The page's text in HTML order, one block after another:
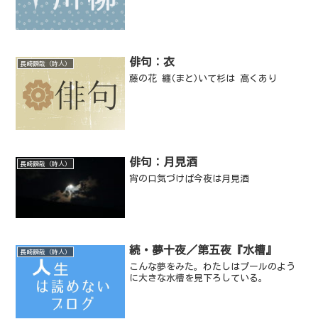
長崎瞬哉（詩人） 俳句：衣
藤の花 纏(まと)いて杉は 高くあり
長崎瞬哉（詩人） 俳句：月見酒
宵の口気づけば今夜は月見酒
長崎瞬哉（詩人） 続・夢十夜／第五夜『水槽』
こんな夢をみた。わたしはプールのよう
に大きな水槽を見下ろしている。